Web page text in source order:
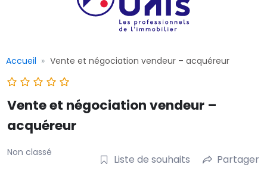
Accueil Vente et négociation vendeur – acquéreur
Vente et négociation vendeur –
acquéreur
Non classé
Liste de souhaits Partager